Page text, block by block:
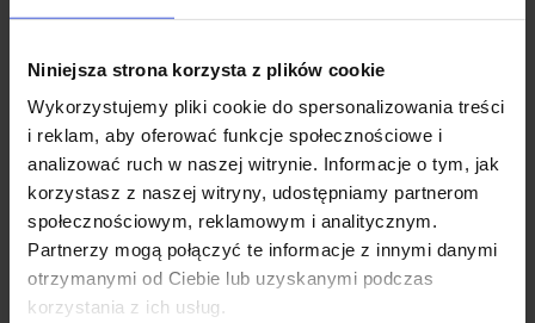
Niniejsza strona korzysta z plików cookie
Wykorzystujemy pliki cookie do spersonalizowania treści
i reklam, aby oferować funkcje społecznościowe i
analizować ruch w naszej witrynie. Informacje o tym, jak
korzystasz z naszej witryny, udostępniamy partnerom
społecznościowym, reklamowym i analitycznym.
Partnerzy mogą połączyć te informacje z innymi danymi
otrzymanymi od Ciebie lub uzyskanymi podczas
korzystania z ich usług.
nowa generacja zapewniająca szybki i łatwy montaż na
wyróżnia się ulepszonym współczynnikiem oddawania
barw CRI>90, strumieniem świetlnym do 126 lm /W i
większą żywotnością do 50 000 godzin. Ponadto
lampa ta wyposażona jest w technologię Dim-to-Warm
(2000 K - 3000 K), która tworzy zmienną atmosferę
świetlną w pomieszczeniach mieszkalnych, hotelach i
restauracjach. Idealnie nadaje się do nowoczesnych
koncepcji oświetleniowych, jest wykonana z wysokiej
jakości aluminium i można ją szybko zainstalować.